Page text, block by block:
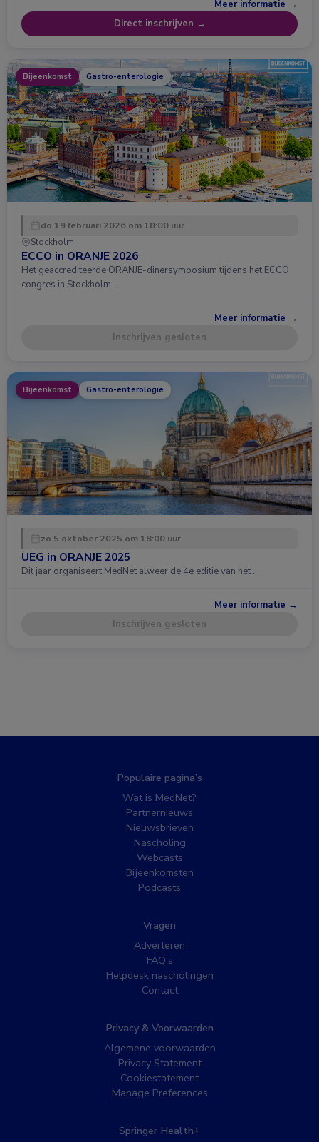
Meer informatie →
Direct inschrijven →
Bijeenkomst Gastro-enterologie
do 19 februari 2026 om 18:00 uur
Stockholm
ECCO in ORANJE 2026
Het geaccrediteerde ORANJE-dinersymposium tijdens het ECCO
congres in Stockholm …
Meer informatie →
Inschrijven gesloten
Bijeenkomst Gastro-enterologie
zo 5 oktober 2025 om 18:00 uur
UEG in ORANJE 2025
Dit jaar organiseert MedNet alweer de 4e editie van het …
Meer informatie →
Inschrijven gesloten
Populaire pagina’s
Wat is MedNet?
Partnernieuws
Nieuwsbrieven
Nascholing
Webcasts
Bijeenkomsten
Podcasts
Vragen
Adverteren
FAQ’s
Helpdesk nascholingen
Contact
Privacy & Voorwaarden
Algemene voorwaarden
Privacy Statement
Cookiestatement
Manage Preferences
Springer Health+